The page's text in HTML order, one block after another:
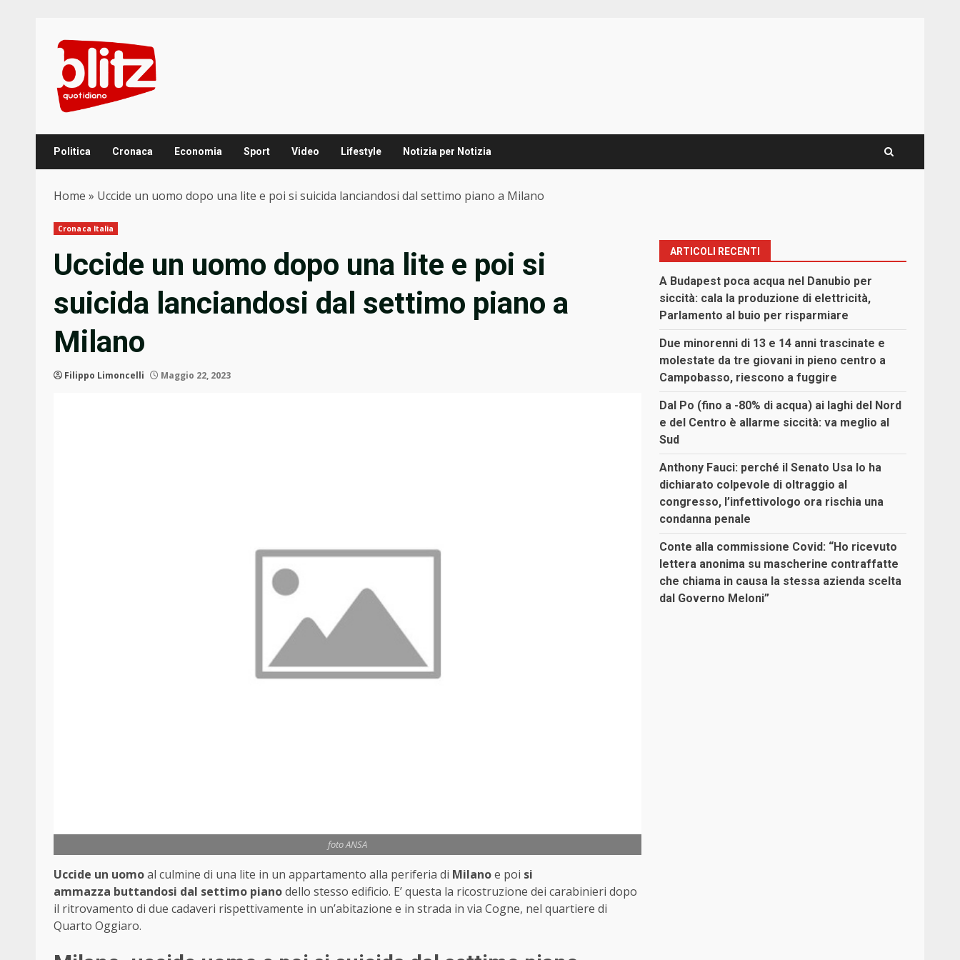
content
Politica Cronaca Economia Sport Video Lifestyle Notizia per Notizia
Home » Uccide un uomo dopo una lite e poi si suicida lanciandosi dal settimo piano a Milano
Cronaca Italia
Uccide un uomo dopo una lite e poi si
suicida lanciandosi dal settimo piano a
Milano
Filippo Limoncelli Maggio 22, 2023
foto ANSA
Uccide un uomoal culmine di una lite in un appartamento alla periferia di Milanoe poi si
ammazza buttandosi dal settimo pianodello stesso edificio. E’ questa la ricostruzione dei carabinieri dopo
il ritrovamento di due cadaveri rispettivamente in un’abitazione e in strada in via Cogne, nel quartiere di
Quarto Oggiaro.
ARTICOLI RECENTI
A Budapest poca acqua nel Danubio per
siccità: cala la produzione di elettricità,
Parlamento al buio per risparmiare
Due minorenni di 13 e 14 anni trascinate e
molestate da tre giovani in pieno centro a
Campobasso, riescono a fuggire
Dal Po (fino a -80% di acqua) ai laghi del Nord
e del Centro è allarme siccità: va meglio al
Sud
Anthony Fauci: perché il Senato Usa lo ha
dichiarato colpevole di oltraggio al
congresso, l’infettivologo ora rischia una
condanna penale
Conte alla commissione Covid: “Ho ricevuto
lettera anonima su mascherine contraffatte
che chiama in causa la stessa azienda scelta
dal Governo Meloni”